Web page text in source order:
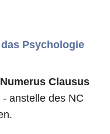
Psychologie
Clausus
anstelle des NC